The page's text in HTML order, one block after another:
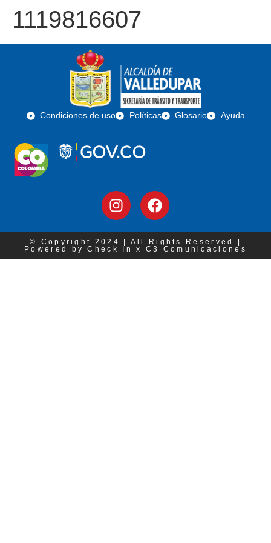
1119816607
Condiciones de uso Políticas Glosario Ayuda
© Copyright 2024 | All Rights Reserved |
Powered by Check In x C3 Comunicaciones